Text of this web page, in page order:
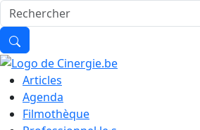
Articles
Agenda
Filmothèque